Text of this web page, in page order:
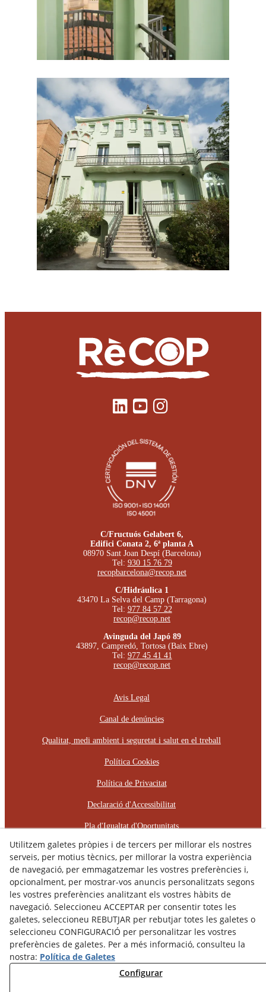
C/Fructuós Gelabert 6,
Edifici Conata 2, 6ª planta A
08970 Sant Joan Despí (Barcelona)
Tel: 930 15 76 79
recopbarcelona@recop.net
C/Hidráulica 1
43470 La Selva del Camp (Tarragona)
Tel: 977 84 57 22
recop@recop.net
Avinguda del Japó 89
43897, Campredó, Tortosa (Baix Ebre)
Tel: 977 45 41 41
recop@recop.net
Avis Legal
Canal de denúncies
Qualitat, medi ambient i seguretat i salut en el treball
Política Cookies
Política de Privacitat
Declaració d'Accessibilitat
Pla d'Igualtat d'Oportunitats
Protocol d'Assetjament Laboral
© 08/2026 RÈCOP RESTAURACIONS
ARQUITECTÒNIQUES, S.L. - Tots els drets reservats.
Utilitzem galetes pròpies i de tercers per millorar els nostres
serveis, per motius tècnics, per millorar la vostra experiència
de navegació, per emmagatzemar les vostres preferències i,
opcionalment, per mostrar-vos anuncis personalitzats segons
les vostres preferències analitzant els vostres hàbits de
navegació. Seleccioneu ACCEPTAR per consentir totes les
galetes, seleccioneu REBUTJAR per rebutjar totes les galetes o
seleccioneu CONFIGURACIÓ per personalitzar les vostres
preferències de galetes. Per a més informació, consulteu la
nostra: Política de Galetes
Configurar